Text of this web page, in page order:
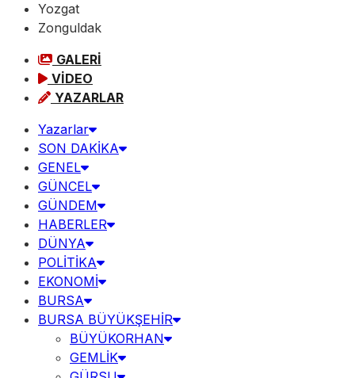
Yozgat
Zonguldak
GALERİ
VİDEO
YAZARLAR
Yazarlar
SON DAKİKA
GENEL
GÜNCEL
GÜNDEM
HABERLER
DÜNYA
POLİTİKA
EKONOMİ
BURSA
BURSA BÜYÜKŞEHİR
BÜYÜKORHAN
GEMLİK